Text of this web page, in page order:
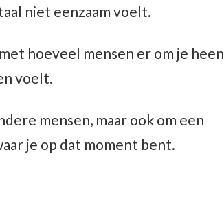
niet eenzaam voelt.
hoeveel mensen er om je heen
voelt.
mensen, maar ook om een
je op dat moment bent.